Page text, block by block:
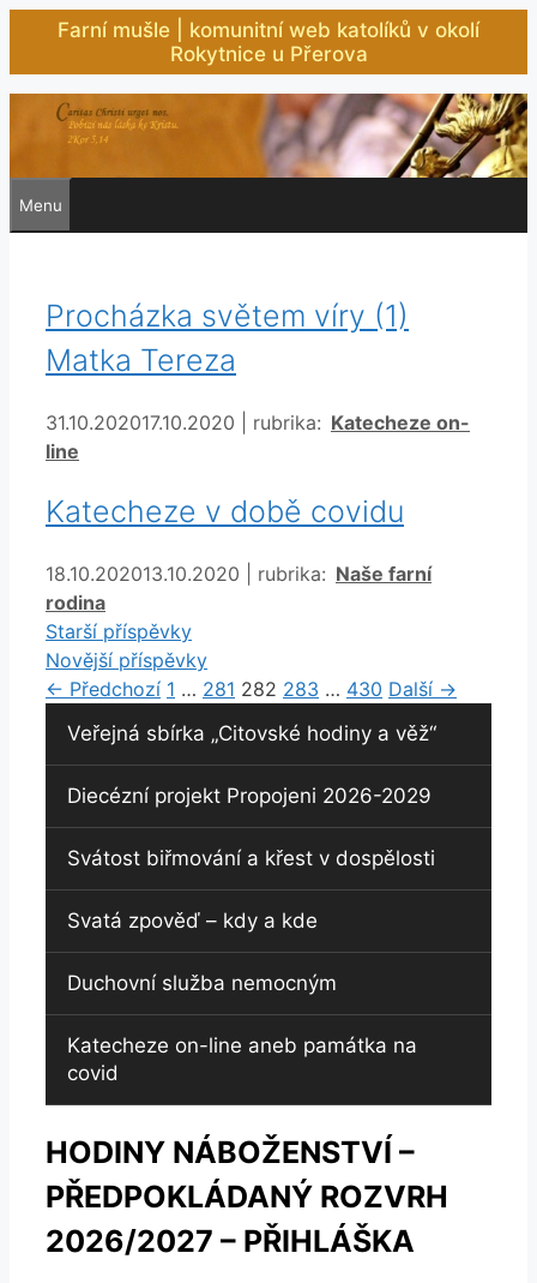
Přeskočit
obsah
Farní mušle | komunitní web katolíků v okolí
Rokytnice u Přerova
Menu
Procházka světem víry (1)
Matka Tereza
31.10.202017.10.2020 rubrika: Rubriky
Katecheze on-
line
Katecheze v době covidu
18.10.202013.10.2020 rubrika: Rubriky
Naše farní
rodina
Starší příspěvky
Novější příspěvky
← Předchozí Stránka
1 … Stránka
281 Stránka
282 Stránka
283 … Stránka
430 Další →
Veřejná sbírka „Citovské hodiny a věž“
Diecézní projekt Propojeni 2026-2029
Svátost biřmování a křest v dospělosti
Svatá zpověď – kdy a kde
Duchovní služba nemocným
Katecheze on-line aneb památka na
covid
HODINY NÁBOŽENSTVÍ –
PŘEDPOKLÁDANÝ ROZVRH
2026/2027 – PŘIHLÁŠKA